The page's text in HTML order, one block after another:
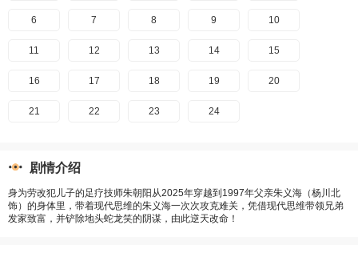
6 7 8 9 10
11 12 13 14 15
16 17 18 19 20
21 22 23 24
剧情介绍
身为劳改犯儿子的足疗技师朱朝阳从2025年穿越到1997年父亲朱义海（杨川北
饰）的身体里，带着现代思维的朱义海一次次攻克难关，凭借现代思维带领兄弟
发家致富，并铲除地头蛇龙笑的阴谋，由此逆天改命！